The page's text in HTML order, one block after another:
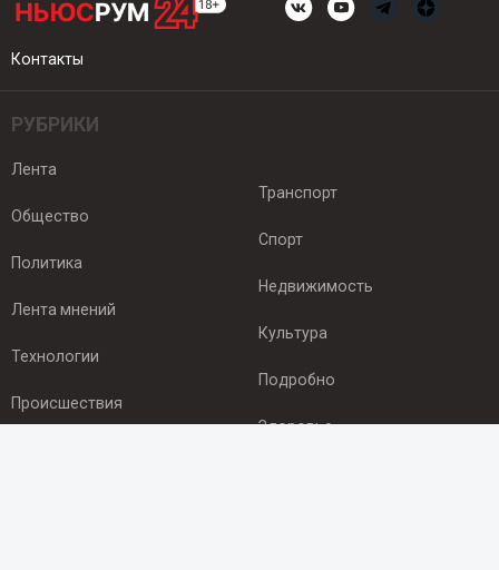
Контакты
РУБРИКИ
Лента
Общество
Политика
Лента мнений
Технологии
Происшествия
Транспорт
Спорт
Недвижимость
Культура
Подробно
Здоровье